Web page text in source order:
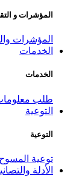
المؤشرات و
المؤشرات
الخدمات
الخدمات
طلب
التوعية
التوعية
توعية المسوح
الأدلة